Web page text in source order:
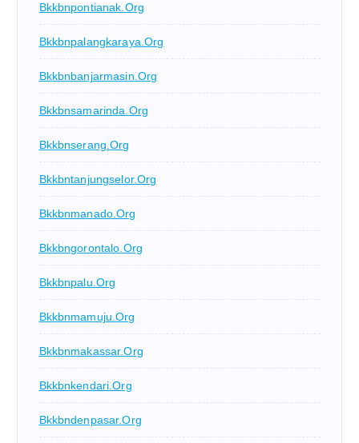
Bkkbnpontianak.org
Bkkbnpalangkaraya.org
Bkkbnbanjarmasin.org
Bkkbnsamarinda.org
Bkkbnserang.org
Bkkbntanjungselor.org
Bkkbnmanado.org
Bkkbngorontalo.org
Bkkbnpalu.org
Bkkbnmamuju.org
Bkkbnmakassar.org
Bkkbnkendari.org
Bkkbndenpasar.org